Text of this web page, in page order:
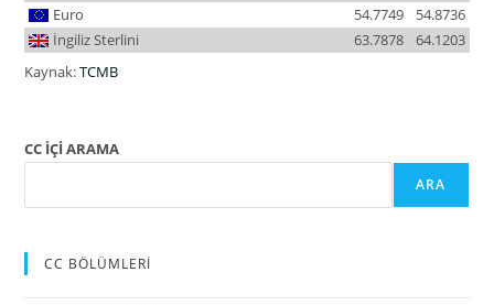
Euro
54.8736
54.7749
İngiliz Sterlini
64.1203
63.7878
Kaynak:TCMB
CC İÇİ ARAMA
ARA
CC BÖLÜMLERİ